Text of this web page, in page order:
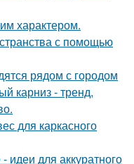
характером.
с помощью
рядом с городом
карниз - тренд,
для каркасного
идеи для аккуратного